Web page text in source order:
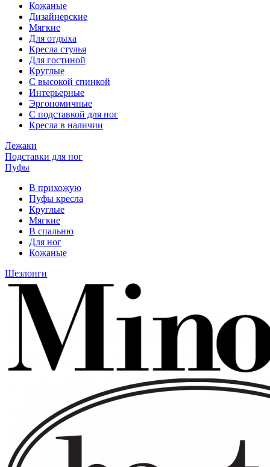
Кожаные
Дизайнерские
Мягкие
Для отдыха
Кресла стулья
Для гостиной
Круглые
С высокой спинкой
Интерьерные
Эргономичные
С подставкой для ног
Кресла в наличии
Лежаки
Подставки для ног
Пуфы
В прихожую
Пуфы кресла
Круглые
Мягкие
В спальню
Для ног
Кожаные
Шезлонги